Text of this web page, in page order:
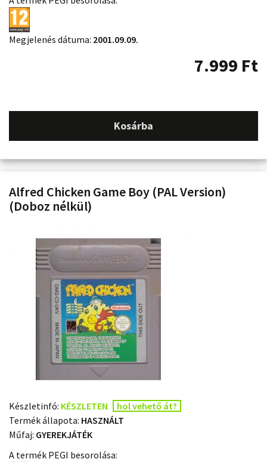
Megjelenés dátuma: 2001.09.09.
7.999 Ft
Kosárba
Alfred Chicken Game Boy (PAL Version)
(Doboz nélkül)
Készletinfó: KÉSZLETEN
hol vehető át?
Termék állapota: HASZNÁLT
Műfaj: GYEREKJÁTÉK
A termék PEGI besorolása: